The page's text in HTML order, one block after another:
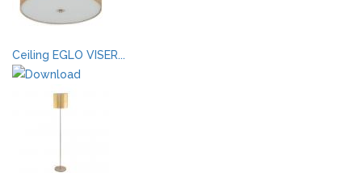
Ceiling EGLO VISER...